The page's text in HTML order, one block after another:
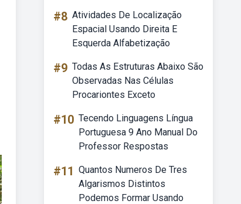
#8 Atividades De Localização
Espacial Usando Direita E
Esquerda Alfabetização
#9 Todas As Estruturas Abaixo São
Observadas Nas Células
Procariontes Exceto
#10 Tecendo Linguagens Língua
Portuguesa 9 Ano Manual Do
Professor Respostas
#11 Quantos Numeros De Tres
Algarismos Distintos
Podemos Formar Usando